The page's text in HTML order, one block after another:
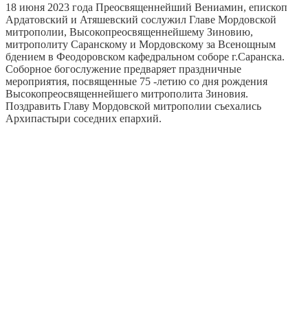
18 июня 2023 года Преосвященнейший Вениамин, епископ
Ардатовский и Атяшевский сослужил Главе Мордовской
митрополии, Высокопреосвященнейшему Зиновию,
митрополиту Саранскому и Мордовскому за Всенощным
бдением в Феодоровском кафедральном соборе г.Саранска.
Соборное богослужение предваряет праздничные
мероприятия, посвященные 75 -летию со дня рождения
Высокопреосвященнейшего митрополита Зиновия.
Поздравить Главу Мордовской митрополии съехались
Архипастыри соседних епархий.